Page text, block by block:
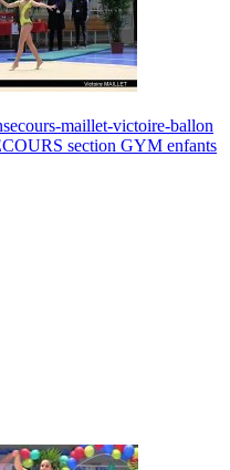
maillet-victoire-ballon
section GYM enfants